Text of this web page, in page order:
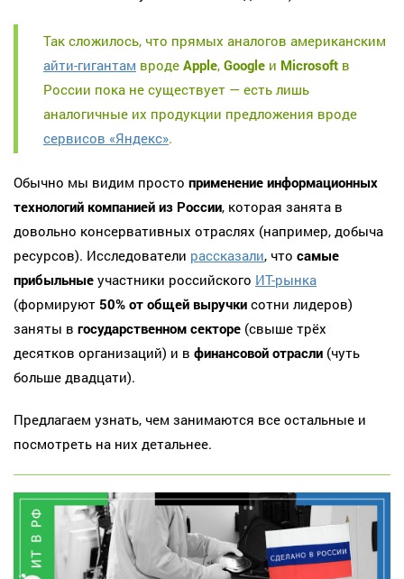
Так сложилось, что прямых аналогов американским
айти-гигантам вроде Apple, Google и Microsoft в
России пока не существует — есть лишь
аналогичные их продукции предложения вроде
сервисов «Яндекс».
Обычно мы видим просто применение информационных
технологий компанией из России, которая занята в
довольно консервативных отраслях (например, добыча
ресурсов). Исследователи рассказали, что самые
прибыльные участники российского ИТ-рынка
(формируют 50% от общей выручки сотни лидеров)
заняты в государственном секторе (свыше трёх
десятков организаций) и в финансовой отрасли (чуть
больше двадцати).
Предлагаем узнать, чем занимаются все остальные и
посмотреть на них детальнее.